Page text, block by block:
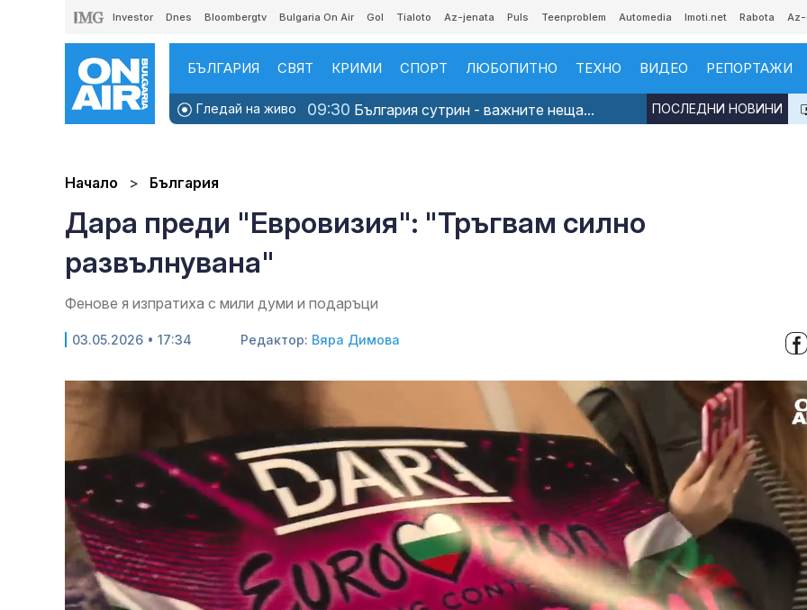
Investor Dnes Bloombergtv Bulgaria On Air Gol Tialoto Az-jenata Puls Teenproblem Automedia Imoti.net Rabota
БЪЛГАРИЯ СВЯТ КРИМИ СПОРТ ЛЮБОПИТНО ТЕХНО ВИДЕО РЕПОРТАЖИ
Гледай на живо 09:30 България сутрин - важните неща... ПОСЛЕДНИ НОВИНИ
Начало България
Дара преди "Евровизия": "Тръгвам силно
развълнувана"
Фенове я изпратиха с мили думи и подаръци
03.05.2026 • 17:34 Редактор: Вяра Димова